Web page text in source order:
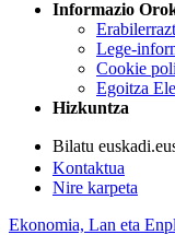
Informazio
Lege-
Cookie
Egoitza
Hizkuntza
Bilatu
Kontaktua
Nire karpeta
Ekonomia, Lan eta